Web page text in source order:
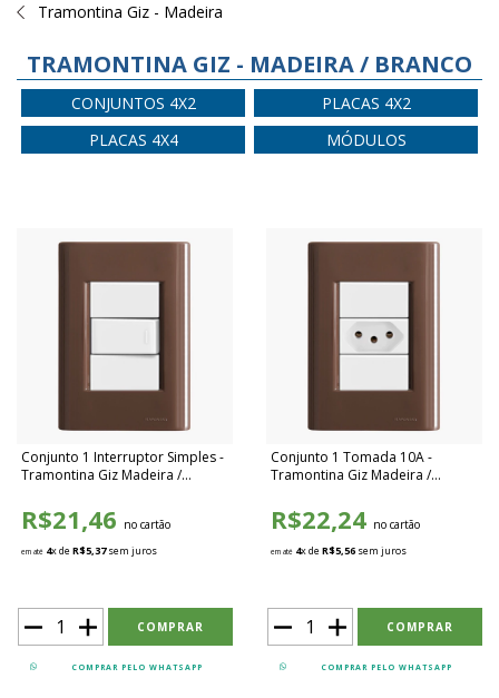
Tramontina Giz - Madeira
TRAMONTINA GIZ - MADEIRA / BRANCO
CONJUNTOS 4X2
PLACAS 4X2
PLACAS 4X4
MÓDULOS
Conjunto 1 Interruptor Simples -
Tramontina Giz Madeira /
R$21,46 no cartão
em até 4x deR$5,37sem juros
COMPRAR PELO WHATSAPP
Conjunto 1 Tomada 10A -
Tramontina Giz Madeira /
R$22,24 no cartão
em até 4x deR$5,56 sem juros
COMPRAR PELO WHATSAPP